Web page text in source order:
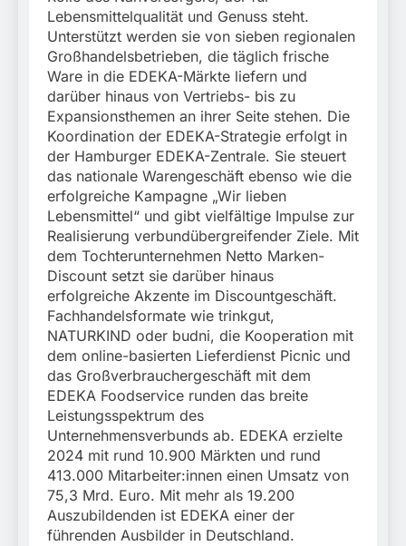
Lebensmittelqualität und Genuss steht.
Unterstützt werden sie von sieben regionalen
Großhandelsbetrieben, die täglich frische
Ware in die EDEKA-Märkte liefern und
darüber hinaus von Vertriebs- bis zu
Expansionsthemen an ihrer Seite stehen. Die
Koordination der EDEKA-Strategie erfolgt in
der Hamburger EDEKA-Zentrale. Sie steuert
das nationale Warengeschäft ebenso wie die
erfolgreiche Kampagne „Wir lieben
Lebensmittel“ und gibt vielfältige Impulse zur
Realisierung verbundübergreifender Ziele. Mit
dem Tochterunternehmen Netto Marken-
Discount setzt sie darüber hinaus
erfolgreiche Akzente im Discountgeschäft.
Fachhandelsformate wie trinkgut,
NATURKIND oder budni, die Kooperation mit
dem online-basierten Lieferdienst Picnic und
das Großverbrauchergeschäft mit dem
EDEKA Foodservice runden das breite
Leistungsspektrum des
Unternehmensverbunds ab. EDEKA erzielte
2024 mit rund 10.900 Märkten und rund
413.000 Mitarbeiter:innen einen Umsatz von
75,3 Mrd. Euro. Mit mehr als 19.200
Auszubildenden ist EDEKA einer der
führenden Ausbilder in Deutschland.